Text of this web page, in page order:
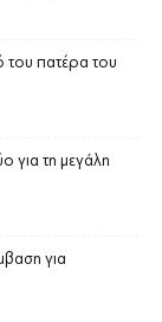
πατέρα του
για τη μεγάλη
για